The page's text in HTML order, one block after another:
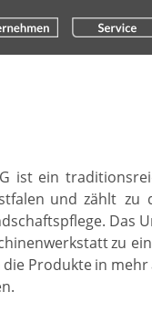
ist ein
und zählt zu
Das
zu
die Produktein mehr